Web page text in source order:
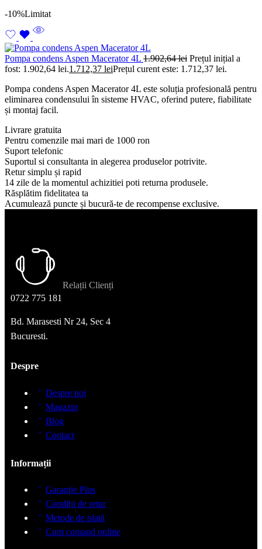
-10%Limitat
Pompa condens Aspen Macerator 4L 1.902,64lei Prețul inițial a
fost: 1.902,64 lei.1.712,37 leiPrețul curent este: 1.712,37 lei.
Pompa condens Aspen Macerator 4L este soluția profesională pentru
eliminarea condensului în sisteme HVAC, oferind putere, fiabilitate
și montaj facil.
Livrare gratuita
Pentru comenzile mai mari de 1000 ron
Suport telefonic
Suportul si consultanta in alegerea produselor potrivite.
Retur simplu și rapid
14 zile de la momentul achizitiei poti returna produsele.
Răsplătim fidelitatea ta
Acumulează puncte și bucură-te de recompense exclusive.
Relații Clienți
0722 775 181
Bd. Marasesti Nr 24, Sec 4
Bucuresti.
Despre
Despre noi
Magazin
Blog
Contact
Informații
Garanție Plus
Condiții de retur
Metode de plată
Cum comand online